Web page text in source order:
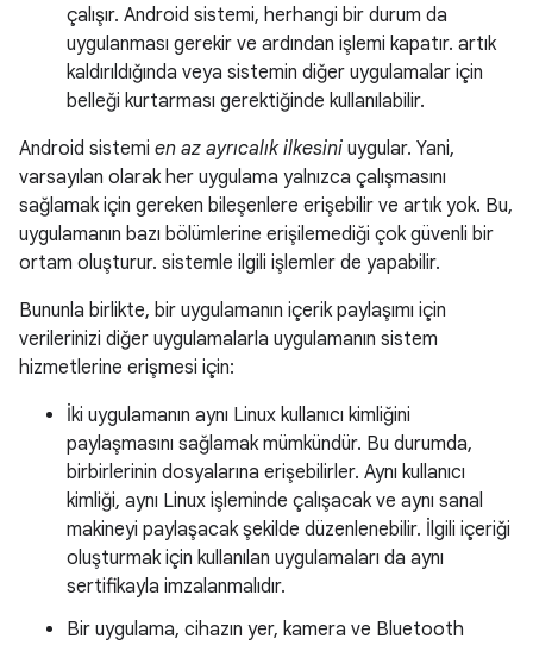
çalışır. Android sistemi, herhangi bir durum da
uygulanması gerekir ve ardından işlemi kapatır. artık
kaldırıldığında veya sistemin diğer uygulamalar için
belleği kurtarması gerektiğinde kullanılabilir.
Android sistemi en az ayrıcalık ilkesini uygular. Yani,
varsayılan olarak her uygulama yalnızca çalışmasını
sağlamak için gereken bileşenlere erişebilir ve artık yok. Bu,
uygulamanın bazı bölümlerine erişilemediği çok güvenli bir
ortam oluşturur. sistemle ilgili işlemler de yapabilir.
Bununla birlikte, bir uygulamanın içerik paylaşımı için
verilerinizi diğer uygulamalarla uygulamanın sistem
hizmetlerine erişmesi için:
İki uygulamanın aynı Linux kullanıcı kimliğini
paylaşmasını sağlamak mümkündür. Bu durumda,
birbirlerinin dosyalarına erişebilirler. Aynı kullanıcı
kimliği, aynı Linux işleminde çalışacak ve aynı sanal
makineyi paylaşacak şekilde düzenlenebilir. İlgili içeriği
oluşturmak için kullanılan uygulamaları da aynı
sertifikayla imzalanmalıdır.
Bir uygulama, cihazın yer, kamera ve Bluetooth